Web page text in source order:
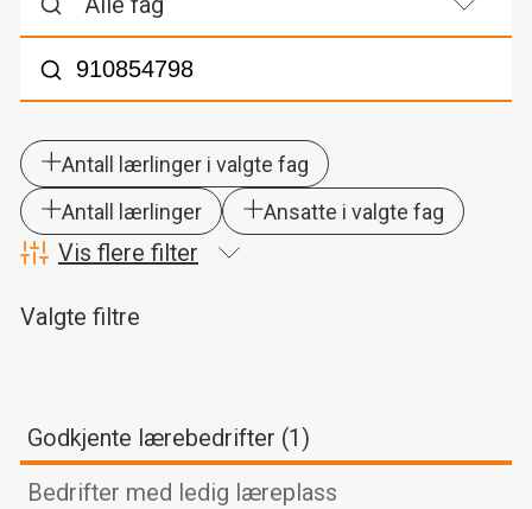
Søk
Antall lærlinger i valgte fag
Antall lærlinger
Ansatte i valgte fag
Vis flere filter
Valgte filtre
Godkjente lærebedrifter (1)
Bedrifter med ledig læreplass